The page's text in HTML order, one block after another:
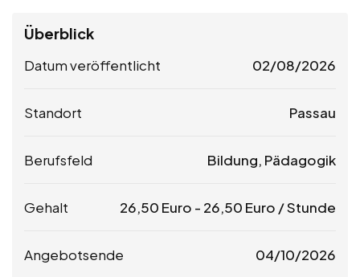
Überblick
Datum veröffentlicht 02/08/2026
Standort Passau
Berufsfeld Bildung, Pädagogik
Gehalt 26,50 Euro - 26,50 Euro / Stunde
Angebotsende 04/10/2026